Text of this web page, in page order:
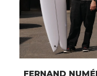
FERNAND